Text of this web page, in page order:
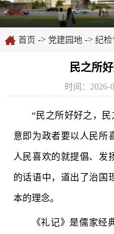
首页 -> 党建园地 -> 纪检
民之所
时间：2026-
“民之所好好之，民
意即为政者要以人民所
人民喜欢的就提倡、发
的话语中，道出了治国
本的理念。
《礼记》是儒家经